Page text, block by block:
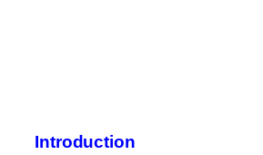
Introduction